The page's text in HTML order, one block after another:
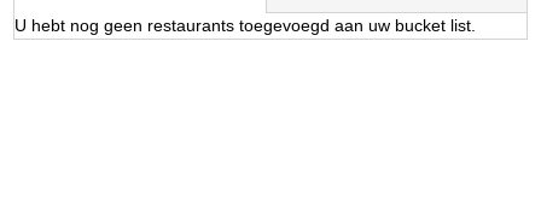
U hebt nog geen restaurants toegevoegd aan uw bucket list.